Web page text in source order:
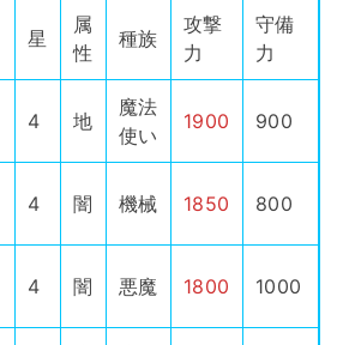
星
属
性
種族
攻撃
力
守備
力
4 地
魔法
使い
1900 900
4 闇 機械 1850 800
4 闇 悪魔 1800 1000